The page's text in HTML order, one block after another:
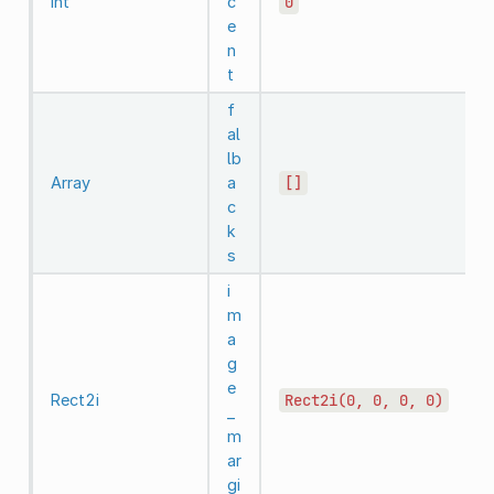
e
n
t
Array
f
al
lb
a
c
k
s
[]
Rect2i
i
m
a
g
e
m
ar
gi
Rect2i(0, 0, 0, 0)